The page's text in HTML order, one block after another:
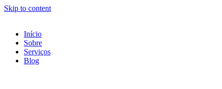
Skip to content
Início
Sobre
Serviços
Blog